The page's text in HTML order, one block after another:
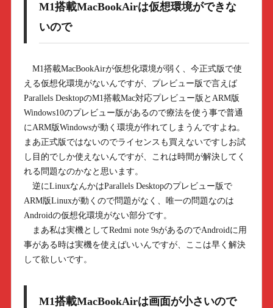
M1搭載MacBookAirは仮想環境ができな
いので
M1搭載MacBookAirが仮想化環境が弱く、今正式版で使
える仮想化環境がないんですが、プレビュー版で言えば
Parallels DesktopのM1搭載Mac対応プレビュー版とARM版
Windows10のプレビュー版があるので療法を使う事で普通
にARM版Windowsが動く環境が作れてしまうんですよね。
まあ正式版ではないのでライセンスも買えないですしお試
し目的でしか使えないんですが、これは時間が解決してく
れる問題なのかなと思います。
逆にLinuxなんかはParallels Desktopのプレビュー版で
ARM版Linuxが動くので問題がなく、唯一の問題なのは
Androidの仮想化環境がない部分です。
まあ私は実機としてRedmi note 9sがあるのでAndroidに用
事がある時は実機を使えばいいんですが、ここは早く解決
して欲しいです。
M1搭載MacBookAirは画面が小さいので